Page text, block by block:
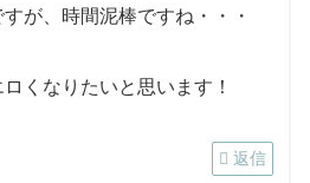
が、時間泥棒ですね・・・
くなりたいと思います！
返信